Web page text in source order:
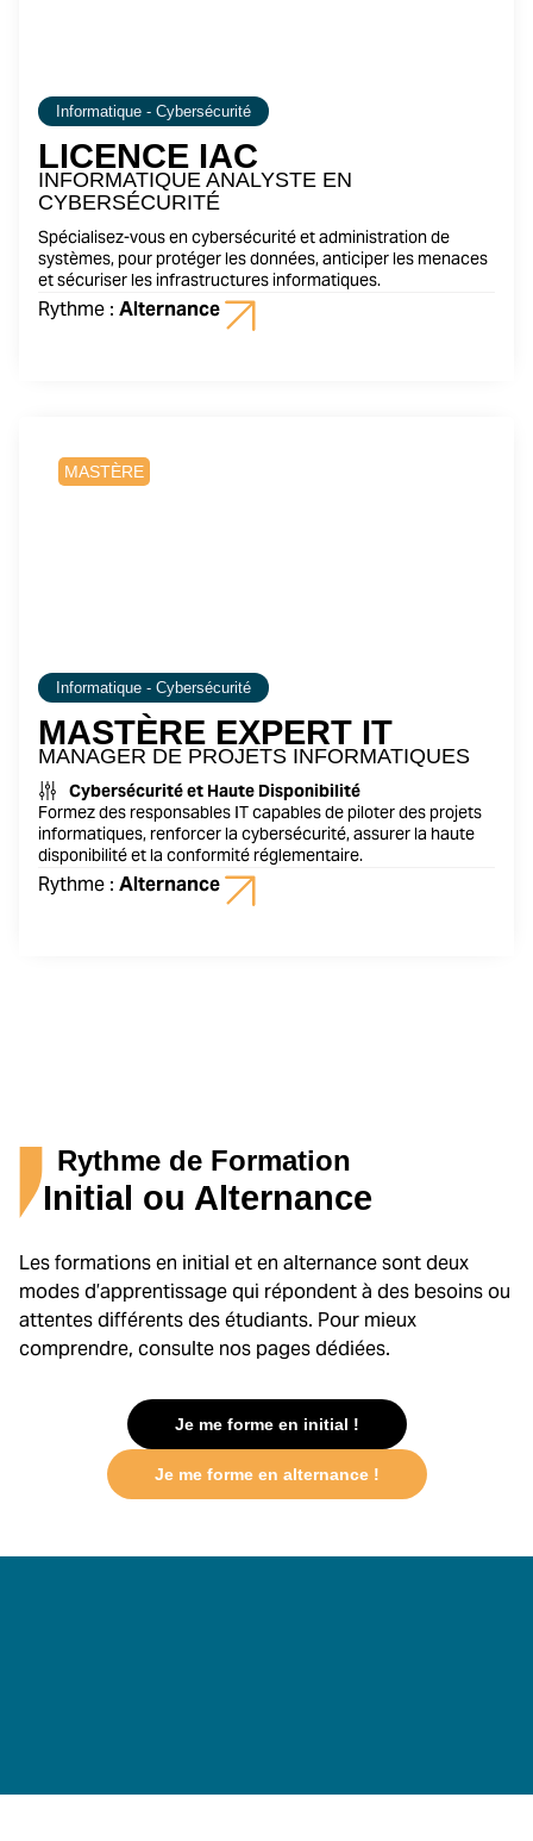
Informatique - Cybersécurité
LICENCE IAC
INFORMATIQUE ANALYSTE EN
CYBERSÉCURITÉ
Spécialisez-vous en cybersécurité et administration de
systèmes, pour protéger les données, anticiper les menaces
et sécuriser les infrastructures informatiques.
Rythme : Alternance
MASTÈRE
Informatique - Cybersécurité
MASTÈRE EXPERT IT
MANAGER DE PROJETS INFORMATIQUES
Cybersécurité et Haute Disponibilité
Formez des responsables IT capables de piloter des projets
informatiques, renforcer la cybersécurité, assurer la haute
disponibilité et la conformité réglementaire.
Rythme : Alternance
Rythme de Formation
Initial ou Alternance
Les formations en initial et en alternance sont deux
modes d’apprentissage qui répondent à des besoins ou
attentes différents des étudiants. Pour mieux
comprendre, consulte nos pages dédiées.
Je me forme en initial !
Je me forme en alternance !